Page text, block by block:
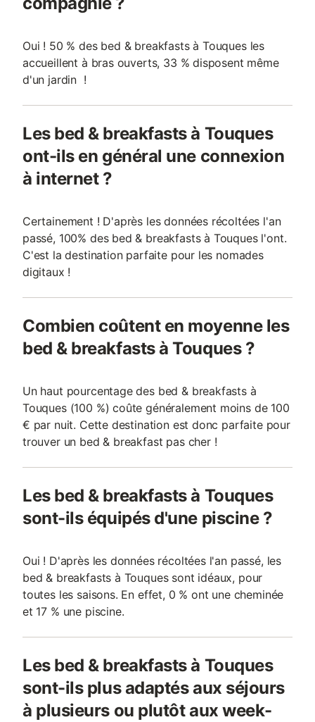
Oui ! 50 % des bed & breakfasts à Touques les
accueillent à bras ouverts, 33 % disposent même
d'un jardin !
Les bed & breakfasts à Touques
ont-ils en général une connexion
à internet ?
Certainement ! D'après les données récoltées l'an
passé, 100% des bed & breakfasts à Touques l'ont.
C'est la destination parfaite pour les nomades
digitaux !
Combien coûtent en moyenne les
bed & breakfasts à Touques ?
Un haut pourcentage des bed & breakfasts à
Touques (100 %) coûte généralement moins de 100
€ par nuit. Cette destination est donc parfaite pour
trouver un bed & breakfast pas cher !
Les bed & breakfasts à Touques
sont-ils équipés d'une piscine ?
Oui ! D'après les données récoltées l'an passé, les
bed & breakfasts à Touques sont idéaux, pour
toutes les saisons. En effet, 0 % ont une cheminée
et 17 % une piscine.
Les bed & breakfasts à Touques
sont-ils plus adaptés aux séjours
à plusieurs ou plutôt aux week-